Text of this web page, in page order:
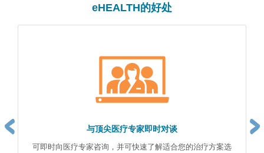
eHEALTH的好处
与顶尖医疗专家即时对谈
可即时向医疗专家咨询，并可快速了解适合您的治疗方案选